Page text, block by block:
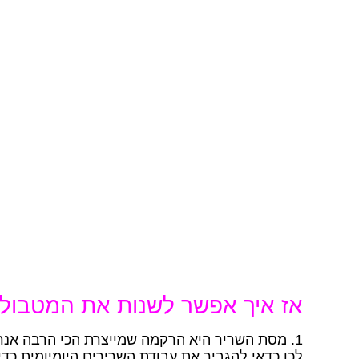
אז איך אפשר לשנות את
1. מסת השריר היא הרקמה שמייצרת הכי הרבה אנרגיה בגוף.